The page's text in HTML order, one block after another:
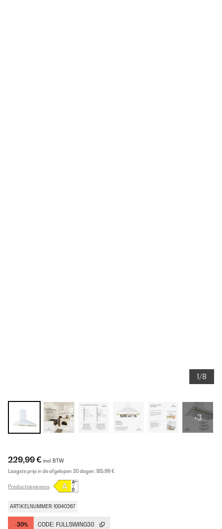
1/8
+3
229,99 € incl. BTW
Laagste prijs in de afgelopen 30 dagen:185,99 €
Productgegevens
ARTIKELNUMMER: 10040267
-30% CODE: FULLSWING30